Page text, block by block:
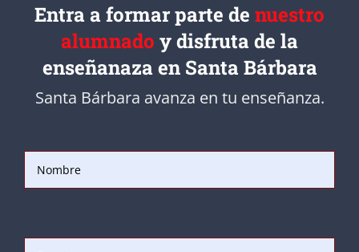
Entra a formar parte de nuestro
alumnado y disfruta de la
enseñanaza en Santa Bárbara
Santa Bárbara avanza en tu enseñanza.